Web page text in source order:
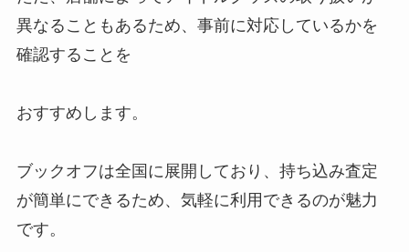
ジャニランドとジャニショの違い
は？デビュー前（Jr.）の曲でCD
なったのは？
異なることもあるため、事前に対応しているかを
確認することを
おすすめします。
ブックオフは全国に展開しており、持ち込み査定
が簡単にできるため、気軽に利用できるのが魅力
です。